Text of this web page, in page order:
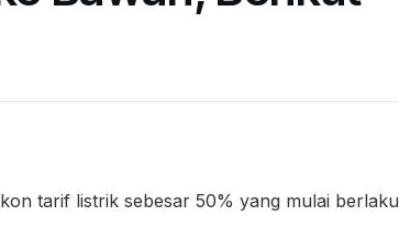
tarif listrik sebesar 50% yang mulai berlaku